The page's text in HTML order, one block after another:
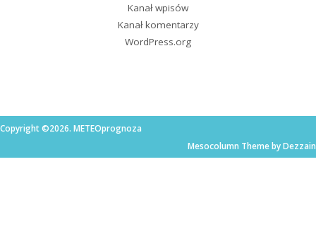
Kanał wpisów
Kanał komentarzy
WordPress.org
Copyright ©2026. METEOprognoza
Mesocolumn Theme by Dezzain